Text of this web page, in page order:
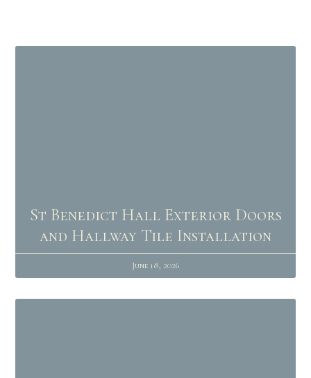
St Benedict Hall Exterior Doors
and Hallway Tile Installation
June 18, 2026